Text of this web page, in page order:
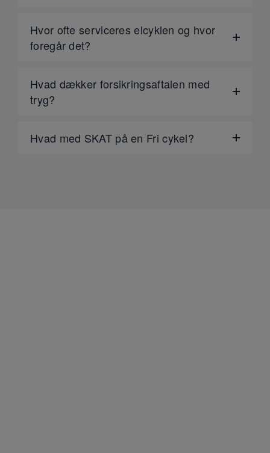
Hvor ofte serviceres elcyklen og hvor
foregår det?
Hvad dækker forsikringsaftalen med
tryg?
Hvad med SKAT på en Fri cykel?